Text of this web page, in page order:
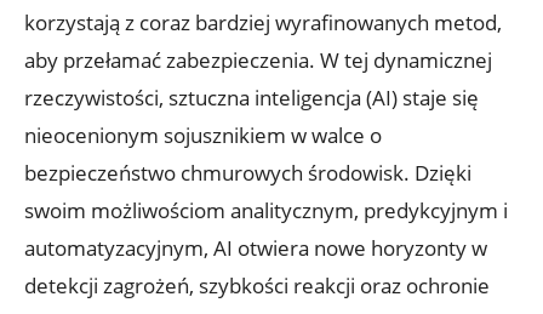
korzystają‌ z‌ coraz bardziej wyrafinowanych ‍metod,
aby przełamać zabezpieczenia.‌ W tej dynamicznej‍
rzeczywistości, sztuczna inteligencja (AI) staje się
nieocenionym sojusznikiem⁤ w walce o
‌bezpieczeństwo ‌chmurowych ⁢środowisk. Dzięki
swoim ⁢możliwościom analitycznym, predykcyjnym i
automatyzacyjnym, AI otwiera nowe‍ horyzonty w
detekcji ⁢zagrożeń, szybkości reakcji oraz ochronie